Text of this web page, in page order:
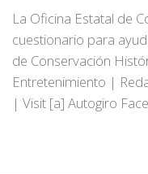
La Oficina Estatal de
cuestionario para
de Conservación
Entretenimiento |
| Visit [a] Autogiro